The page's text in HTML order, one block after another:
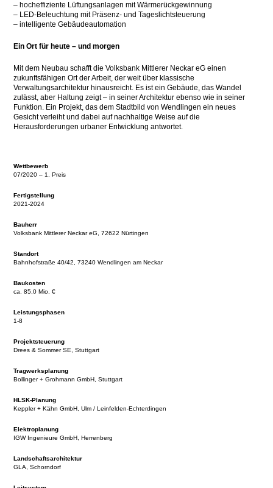
– hocheffiziente Lüftungsanlagen mit Wärmerückgewinnung
– LED-Beleuchtung mit Präsenz- und Tageslichtsteuerung
– intelligente Gebäudeautomation
Ein Ort für heute – und morgen
Mit dem Neubau schafft die Volksbank Mittlerer Neckar eG einen
zukunftsfähigen Ort der Arbeit, der weit über klassische
Verwaltungsarchitektur hinausreicht. Es ist ein Gebäude, das Wandel
zulässt, aber Haltung zeigt – in seiner Architektur ebenso wie in seiner
Funktion. Ein Projekt, das dem Stadtbild von Wendlingen ein neues
Gesicht verleiht und dabei auf nachhaltige Weise auf die
Herausforderungen urbaner Entwicklung antwortet.
Wettbewerb
07/2020 – 1. Preis
Fertigstellung
2021-2024
Bauherr
Volksbank Mittlerer Neckar eG, 72622 Nürtingen
Standort
Bahnhofstraße 40/42, 73240 Wendlingen am Neckar
Baukosten
ca. 85,0 Mio. €
Leistungsphasen
1-8
Projektsteuerung
Drees & Sommer SE, Stuttgart
Tragwerksplanung
Bollinger + Grohmann GmbH, Stuttgart
HLSK-Planung
Keppler + Kähn GmbH, Ulm / Leinfelden-Echterdingen
Elektroplanung
IGW Ingenieure GmbH, Herrenberg
Landschaftsarchitektur
GLA, Schorndorf